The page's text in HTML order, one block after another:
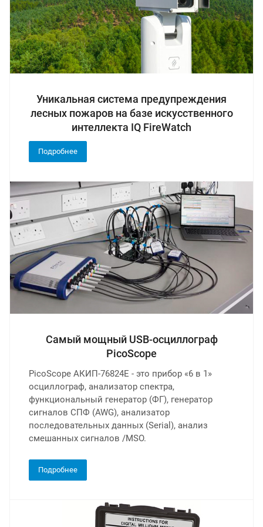
Уникальная система предупреждения
лесных пожаров на базе искусственного
интеллекта IQ FireWatch
Подробнее
Самый мощный USB-осциллограф
PicoScope
PicoScope АКИП-76824E - это прибор «6 в 1»
осциллограф, анализатор спектра,
функциональный генератор (ФГ), генератор
сигналов СПФ (AWG), анализатор
последовательных данных (Serial), анализ
смешанных сигналов /MSO.
Подробнее